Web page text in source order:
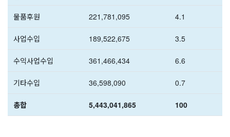
물품후원 221,781,095 4.1
사업수입 189,522,675 3.5
수익사업수입 361,466,434 6.6
기타수입 36,598,090 0.7
총합 5,443,041,865 100